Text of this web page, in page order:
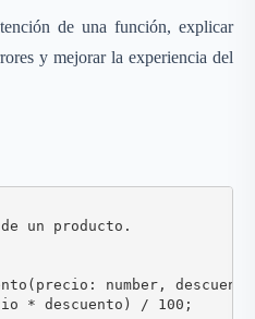
de una función, explicar
y mejorar la experiencia del
un producto.
number,
* descuento) / 100;